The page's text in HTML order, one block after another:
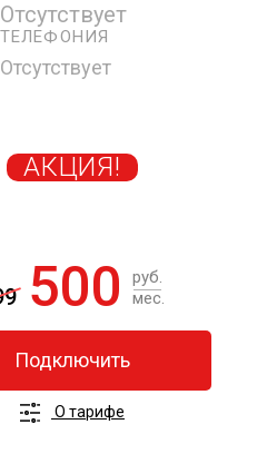
Отсутствует
Отсутствует
ТЕЛЕФОНИЯ
АКЦИЯ!
500
руб.
мес.
Подключить
О тарифе